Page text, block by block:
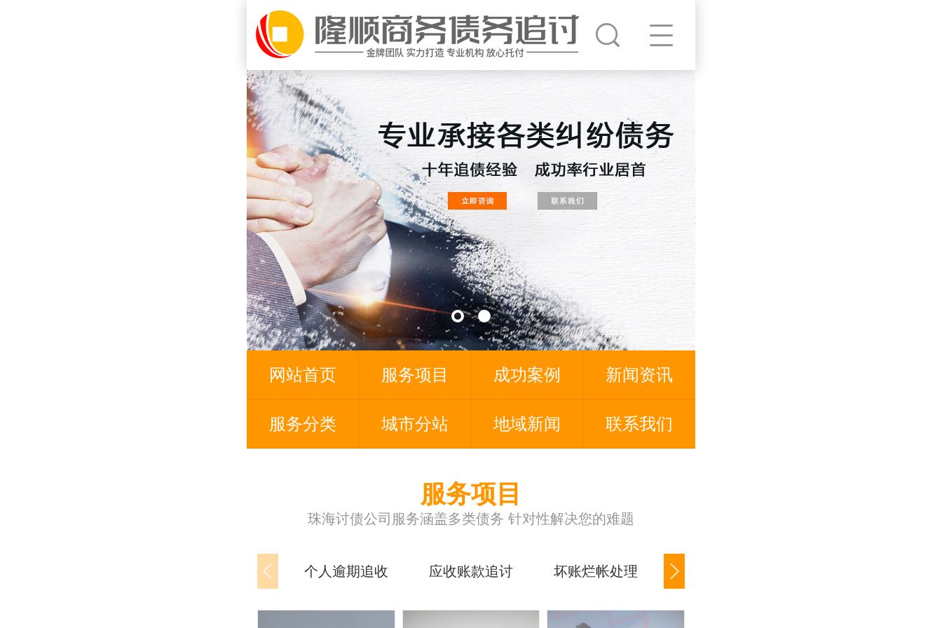
网站首页 服务项目 成功案例 新闻资讯
服务分类 城市分站 地域新闻 联系我们
服务项目
珠海讨债公司服务涵盖多类债务 针对性解决您的难题
个人逾期追收 应收账款追讨 坏账烂帐处理 公司货款追讨